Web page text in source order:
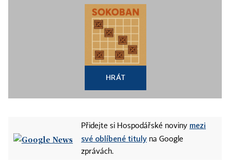
HRÁT
Přidejte si Hospodářské noviny mezi
své oblíbené tituly na Google
zprávách.